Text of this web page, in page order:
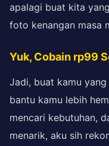
apalagi buat kita
foto kenangan masa
Yuk, Cobain rp99
Jadi, buat kamu
bantu kamu lebih
mencari kebutuhan,
menarik, aku sih